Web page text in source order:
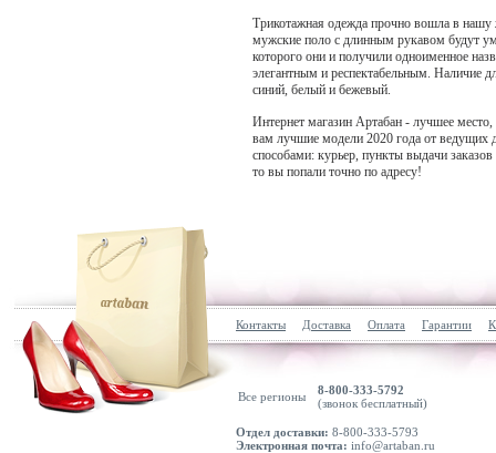
Трикотажная одежда прочно вошла в нашу
мужские поло с длинным рукавом будут
которого они и получили одноименное
элегантным и респектабельным. Наличие
синий, белый и бежевый.
Интернет магазин Артабан - лучшее
вам лучшие модели 2020 года от ведущих
способами: курьер, пункты выдачи
то вы попали точно по адресу!
Контакты Доставка Оплата Гарантии
Все регионы
8-800-333-5792
(звонок бесплатный)
Отдел доставки: 8-800-333-5793
Электронная почта: info@artaban.ru